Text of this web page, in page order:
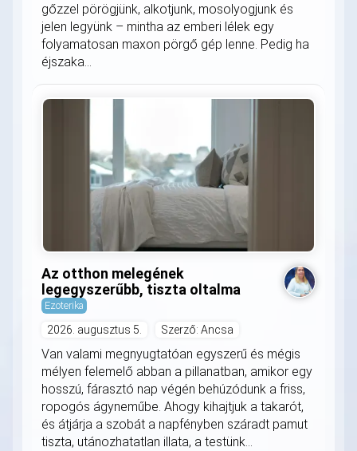
gőzzel pörögjünk, alkotjunk, mosolyogjunk és
jelen legyünk – mintha az emberi lélek egy
folyamatosan maxon pörgő gép lenne. Pedig ha
éjszaka...
Az otthon melegének
legegyszerűbb, tiszta oltalma
Ezoterika
2026. augusztus 5. Szerző: Ancsa
Van valami megnyugtatóan egyszerű és mégis
mélyen felemelő abban a pillanatban, amikor egy
hosszú, fárasztó nap végén behúzódunk a friss,
ropogós ágyneműbe. Ahogy kihajtjuk a takarót,
és átjárja a szobát a napfényben száradt pamut
tiszta, utánozhatatlan illata, a testünk...